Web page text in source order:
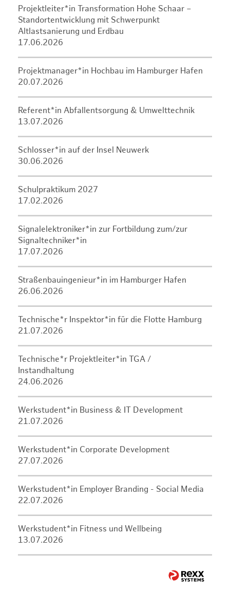
Projektleiter*in Transformation Hohe Schaar –
Standortentwicklung mit Schwerpunkt
Altlastsanierung und Erdbau
17.06.2026
Projektmanager*in Hochbau im Hamburger Hafen
20.07.2026
Referent*in Abfallentsorgung & Umwelttechnik
13.07.2026
Schlosser*in auf der Insel Neuwerk
30.06.2026
Schulpraktikum 2027
17.02.2026
Signalelektroniker*in zur Fortbildung zum/zur
Signaltechniker*in
17.07.2026
Straßenbauingenieur*in im Hamburger Hafen
26.06.2026
Technische*r Inspektor*in für die Flotte Hamburg
21.07.2026
Technische*r Projektleiter*in TGA /
Instandhaltung
24.06.2026
Werkstudent*in Business & IT Development
21.07.2026
Werkstudent*in Corporate Development
27.07.2026
Werkstudent*in Employer Branding - Social Media
22.07.2026
Werkstudent*in Fitness und Wellbeing
13.07.2026